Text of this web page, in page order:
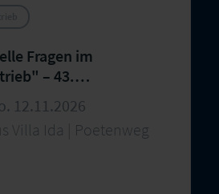
Fragen im
– 43.
12.11.2026
Villa Ida | Poetenweg